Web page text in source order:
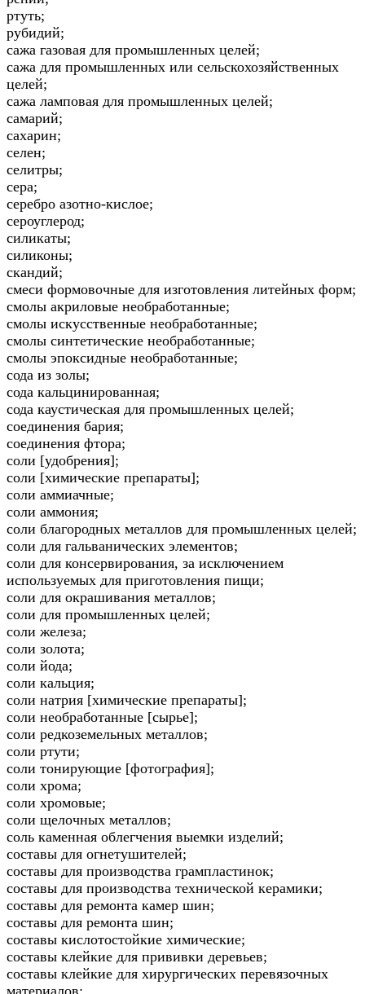
ртуть;
рубидий;
сажа газовая для промышленных целей;
сажа для промышленных или сельскохозяйственных
целей;
сажа ламповая для промышленных целей;
самарий;
сахарин;
селен;
селитры;
сера;
серебро азотно-кислое;
сероуглерод;
силикаты;
силиконы;
скандий;
смеси формовочные для изготовления литейных форм;
смолы акриловые необработанные;
смолы искусственные необработанные;
смолы синтетические необработанные;
смолы эпоксидные необработанные;
сода из золы;
сода кальцинированная;
сода каустическая для промышленных целей;
соединения бария;
соединения фтора;
соли [удобрения];
соли [химические препараты];
соли аммиачные;
соли аммония;
соли благородных металлов для промышленных целей;
соли для гальванических элементов;
соли для консервирования, за исключением
используемых для приготовления пищи;
соли для окрашивания металлов;
соли для промышленных целей;
соли железа;
соли золота;
соли йода;
соли кальция;
соли натрия [химические препараты];
соли необработанные [сырье];
соли редкоземельных металлов;
соли ртути;
соли тонирующие [фотография];
соли хрома;
соли хромовые;
соли щелочных металлов;
соль каменная облегчения выемки изделий;
составы для огнетушителей;
составы для производства грампластинок;
составы для производства технической керамики;
составы для ремонта камер шин;
составы для ремонта шин;
составы кислотостойкие химические;
составы клейкие для прививки деревьев;
составы клейкие для хирургических перевязочных